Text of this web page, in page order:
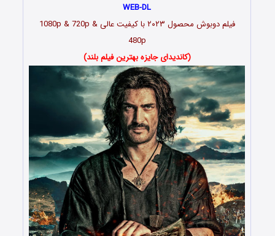
WEB-DL
فیلم دوبوش محصول ۲۰۲۳ با کیفیت عالی 1080p & 720p &
480p
(کاندیدای جایزه بهترین فیلم بلند)